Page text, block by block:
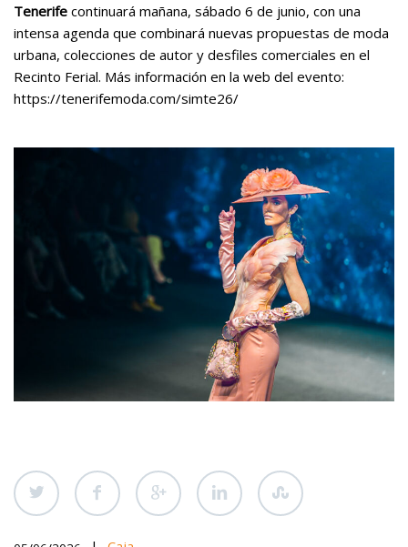
Tenerife continuará mañana, sábado 6 de junio, con una
intensa agenda que combinará nuevas propuestas de moda
urbana, colecciones de autor y desfiles comerciales en el
Recinto Ferial. Más información en la web del evento:
https://tenerifemoda.com/simte26/